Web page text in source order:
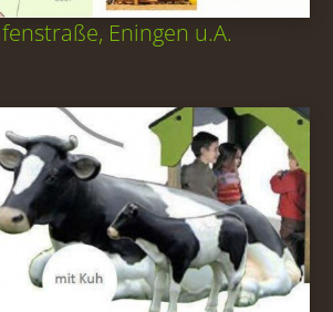
Eningen u.A.